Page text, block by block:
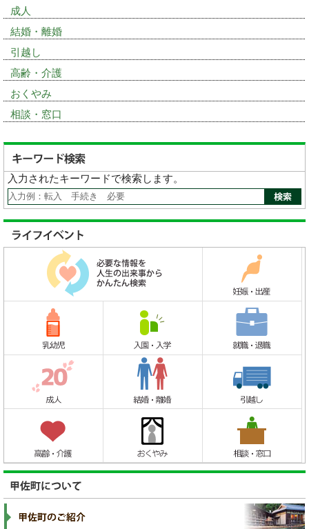
成人
結婚・離婚
引越し
高齢・介護
おくやみ
相談・窓口
入力されたキーワードで検索します。